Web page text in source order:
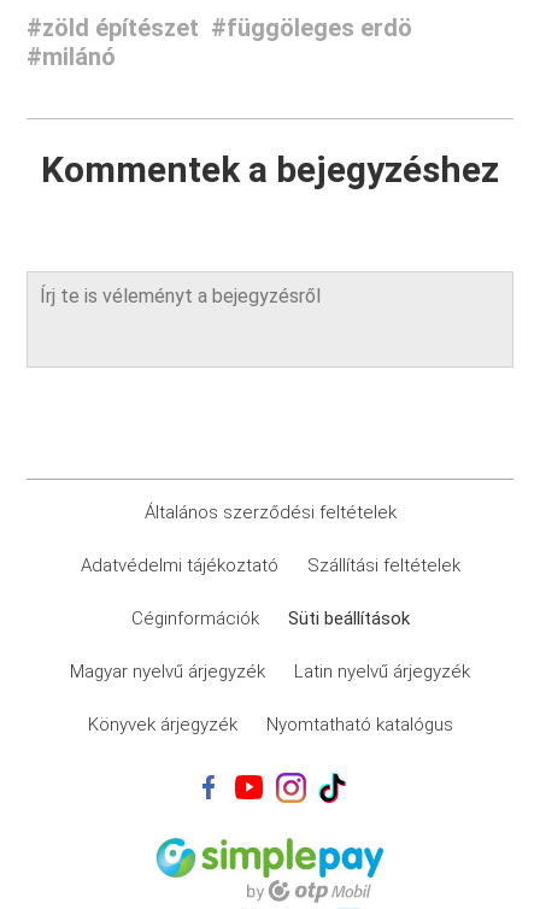
#zöld építészet #függöleges erdö
#milánó
Kommentek a bejegyzéshez
Általános szerződési feltételek
Adatvédelmi tájékoztató Szállítási feltételek
Céginformációk Süti beállítások
Magyar nyelvű árjegyzék Latin nyelvű árjegyzék
Könyvek árjegyzék Nyomtatható katalógus